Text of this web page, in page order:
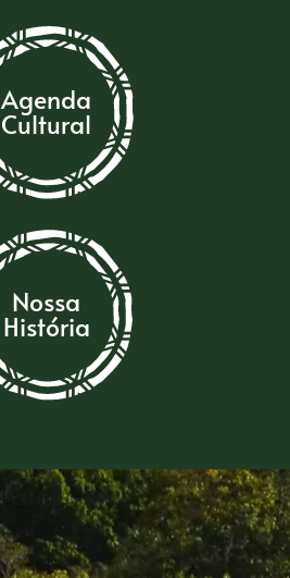
Agenda
Cultural
Nossa
História